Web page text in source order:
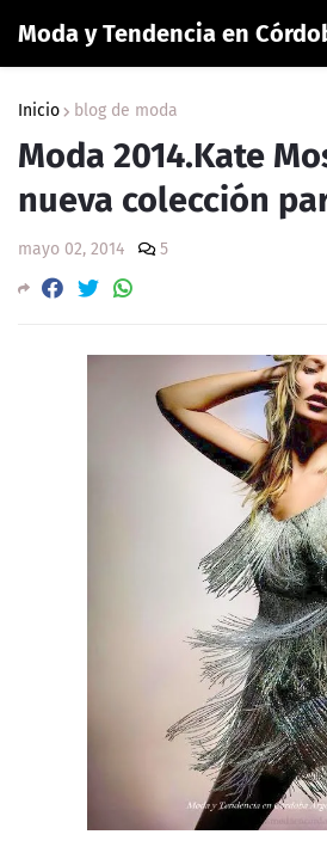
Moda y Tendencia en
Inicio blog de moda
Moda 2014.Kate
nueva colección
mayo 02, 2014 5